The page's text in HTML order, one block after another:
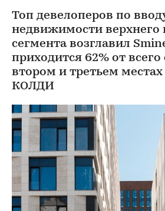
Топ девелоперов по
недвижимости верхнего
сегмента возглавил
приходится 62% от
втором и третьем
КОЛДИ